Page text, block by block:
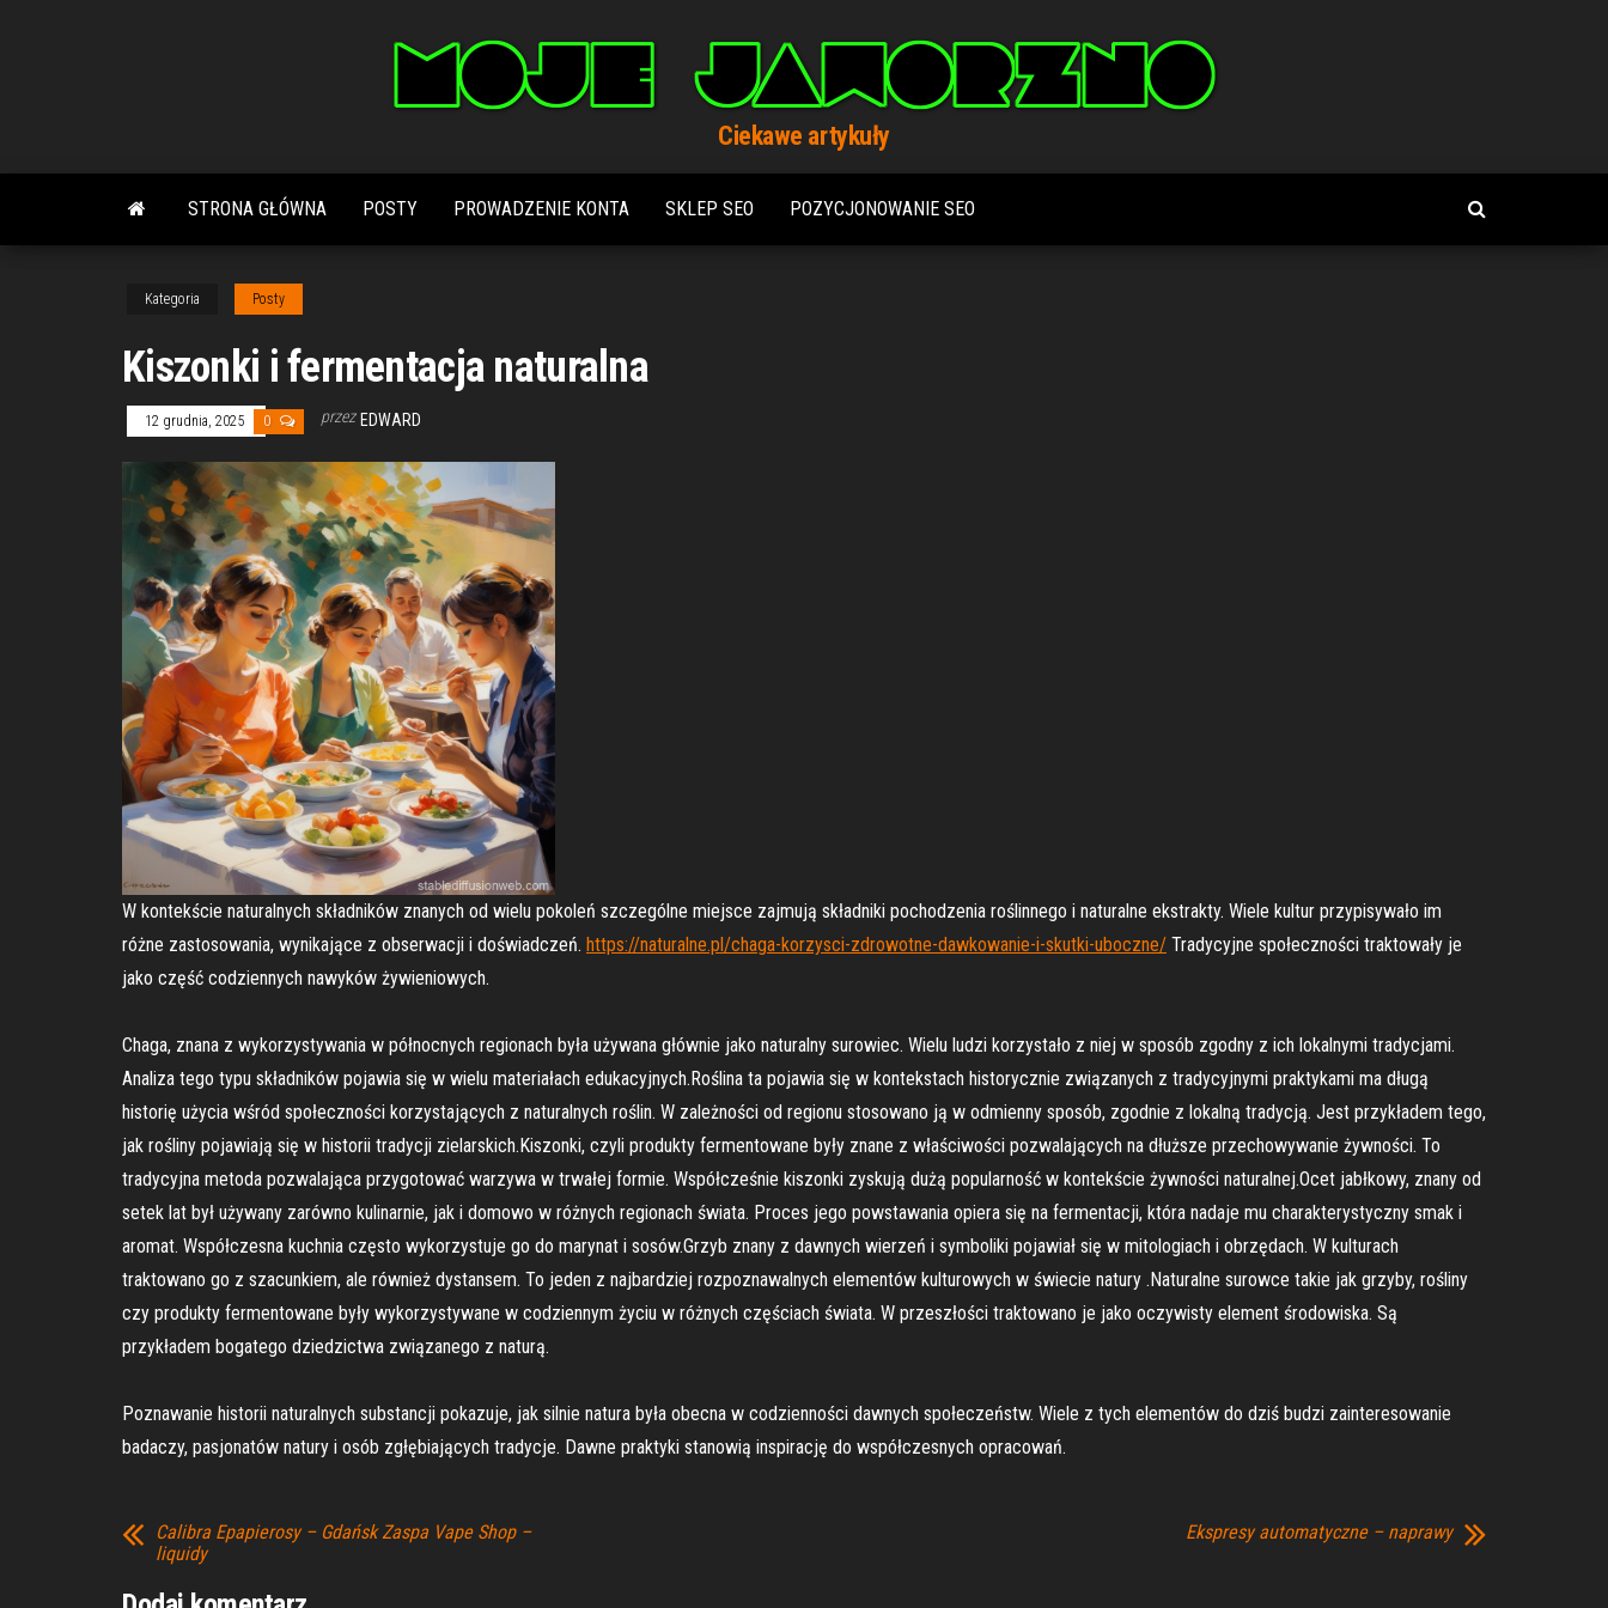
Ciekawe artykuły
STRONA GŁÓWNA POSTY PROWADZENIE KONTA SKLEP SEO POZYCJONOWANIE SEO
Kategoria Posty
Kiszonki i fermentacja naturalna
12 grudnia, 2025 0 przez EDWARD
W kontekście naturalnych składników znanych od wielu pokoleń szczególne miejsce zajmują składniki pochodzenia roślinnego i naturalne ekstrakty. Wiele kultur przypisywało im
różne zastosowania, wynikające z obserwacji i doświadczeń. https://naturalne.pl/chaga-korzysci-zdrowotne-dawkowanie-i-skutki-uboczne/ Tradycyjne społeczności traktowały je
jako część codziennych nawyków żywieniowych.
Chaga, znana z wykorzystywania w północnych regionach była używana głównie jako naturalny surowiec. Wielu ludzi korzystało z niej w sposób zgodny z ich lokalnymi tradycjami.
Analiza tego typu składników pojawia się w wielu materiałach edukacyjnych.Roślina ta pojawia się w kontekstach historycznie związanych z tradycyjnymi praktykami ma długą
historię użycia wśród społeczności korzystających z naturalnych roślin. W zależności od regionu stosowano ją w odmienny sposób, zgodnie z lokalną tradycją. Jest przykładem tego,
jak rośliny pojawiają się w historii tradycji zielarskich.Kiszonki, czyli produkty fermentowane były znane z właściwości pozwalających na dłuższe przechowywanie żywności. To
tradycyjna metoda pozwalająca przygotować warzywa w trwałej formie. Współcześnie kiszonki zyskują dużą popularność w kontekście żywności naturalnej.Ocet jabłkowy, znany od
setek lat był używany zarówno kulinarnie, jak i domowo w różnych regionach świata. Proces jego powstawania opiera się na fermentacji, która nadaje mu charakterystyczny smak i
aromat. Współczesna kuchnia często wykorzystuje go do marynat i sosów.Grzyb znany z dawnych wierzeń i symboliki pojawiał się w mitologiach i obrzędach. W kulturach
traktowano go z szacunkiem, ale również dystansem. To jeden z najbardziej rozpoznawalnych elementów kulturowych w świecie natury .Naturalne surowce takie jak grzyby, rośliny
czy produkty fermentowane były wykorzystywane w codziennym życiu w różnych częściach świata. W przeszłości traktowano je jako oczywisty element środowiska. Są
przykładem bogatego dziedzictwa związanego z naturą.
Poznawanie historii naturalnych substancji pokazuje, jak silnie natura była obecna w codzienności dawnych społeczeństw. Wiele z tych elementów do dziś budzi zainteresowanie
badaczy, pasjonatów natury i osób zgłębiających tradycje. Dawne praktyki stanowią inspirację do współczesnych opracowań.
Calibra Epapierosy – Gdańsk Zaspa Vape Shop –
liquidy
Ekspresy automatyczne – naprawy